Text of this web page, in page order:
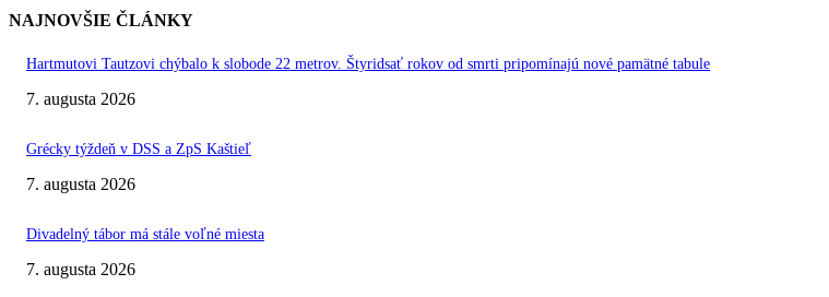
NAJNOVŠIE ČLÁNKY
Hartmutovi Tautzovi chýbalo k slobode 22 metrov. Štyridsať rokov od smrti pripomínajú nové pamätné tabule
7. augusta 2026
Grécky týždeň v DSS a ZpS Kaštieľ
7. augusta 2026
Divadelný tábor má stále voľné miesta
7. augusta 2026